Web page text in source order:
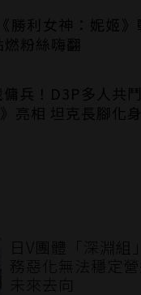
勝利女神：妮姬
粉絲嗨翻
兵！D3P多人共
亮相 坦克長腳化
日V團體「深淵組
務惡化無法穩定
未來去向